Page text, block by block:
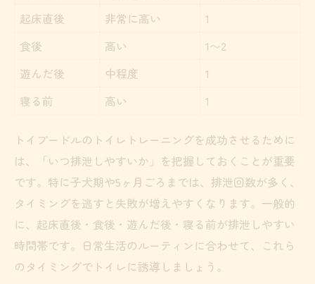
誘導タイミングを家族で統一するコツ
トイレトレーニングの期間と実践ポイント
トイプードルが覚えるまでの期間目安表
失敗しやすい時期の乗り越え方
トイレトレーニングの進行チェック法
成功率を高める褒め方とNG対応
家族全員で守れるトイレしつけのルール
家族で共有したいトイレルール一覧
対応のズレを防ぐためのポイント
起床直後
非常に高い
1
食後
高い
1〜2
遊んだ後
中程度
1
寝る前
高い 1
トイプードルのトイレトレーニングを成功させるために
は、「いつ排泄しやすいか」を把握しておくことが重要
です。特に子犬期や5ヶ月ごろまでは、排泄回数が多く、
タイミングを逃すと失敗が増えやすくなります。一般的
に、起床直後・食後・遊んだ後・寝る前が排泄しやすい
時間帯です。日常生活のルーティンに合わせて、これら
のタイミングでトイレに誘導しましょう。